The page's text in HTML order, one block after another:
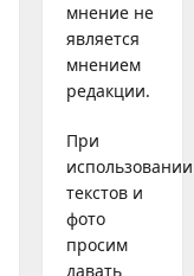
мнение не
является
мнением
редакции.
При
использовании
текстов и
фото
просим
давать